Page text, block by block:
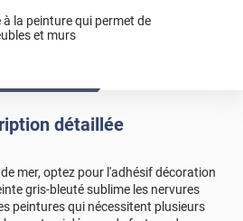
la peinture qui permet de
et murs
détaillée
mer, optez pour l'adhésif décoration
gris-bleuté sublime les nervures
peintures qui nécessitent plusieurs